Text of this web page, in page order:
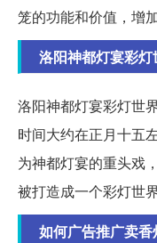
笼的功能和价值，增
洛阳神都灯宴彩灯
洛阳神都灯宴彩灯世
时间大约在正月十五
为神都灯宴的重头戏
被打造成一个彩灯世
如何广告推广卖